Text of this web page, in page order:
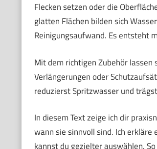
Flecken setzen oder die
glatten Flächen bilden sich
Reinigungsaufwand. Es entsteht
Mit dem richtigen Zubehör lassen
Verlängerungen oder
reduzierst Spritzwasser und
In diesem Text zeige ich dir
wann sie sinnvoll sind. Ich erkläre
kannst du gezielter auswählen.